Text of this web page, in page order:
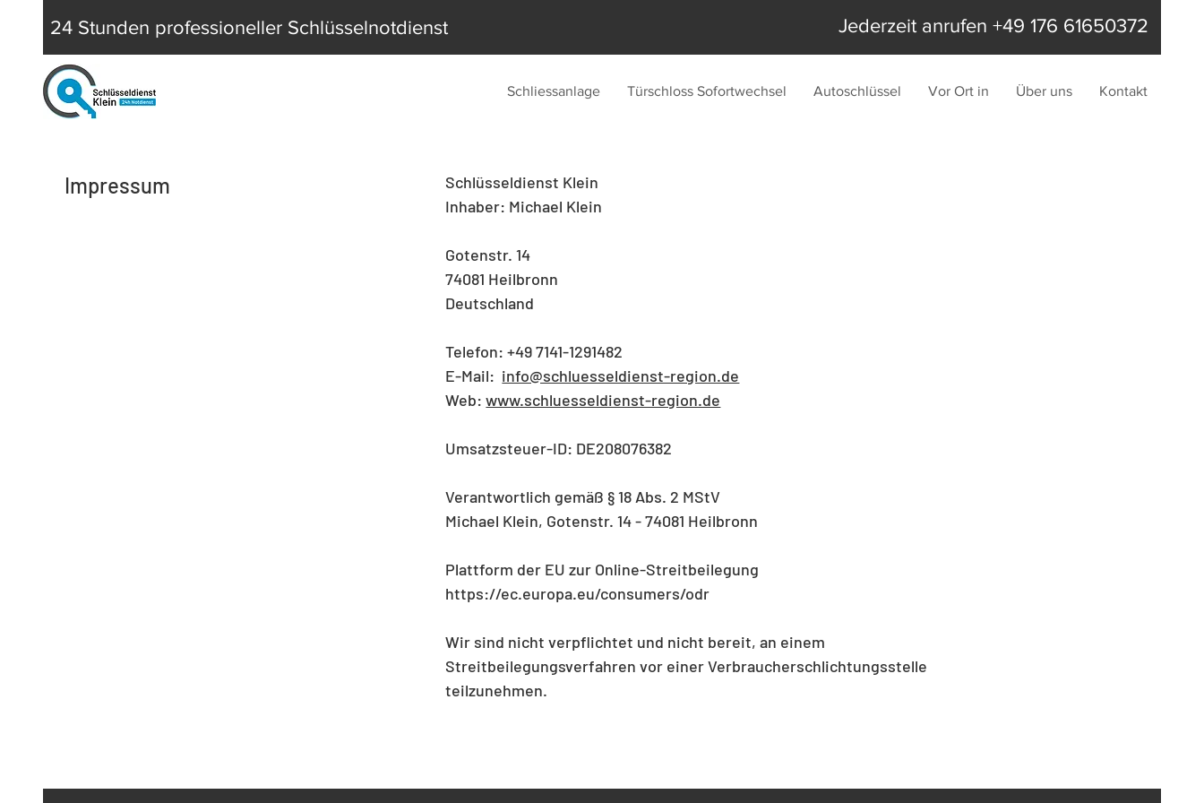
24 Stunden professioneller Schlüsselnotdienst Jederzeit anrufen +49 176 61650372
Schliessanlage Türschloss Sofortwechsel Autoschlüssel Vor Ort in Über uns Kontakt
Impressum
Schlüsseldienst Klein
Inhaber: Michael Klein
Gotenstr. 14
74081 Heilbronn
Deutschland
Telefon: +49 7141-1291482
E-Mail: info@schluesseldienst-region.de
Web:www.schluesseldienst-region.de
Umsatzsteuer-ID: DE208076382
Verantwortlich gemäß § 18 Abs. 2 MStV
Michael Klein, Gotenstr. 14 - 74081 Heilbronn
Plattform der EU zur Online-Streitbeilegung
https://ec.europa.eu/consumers/odr
Wir sind nicht verpflichtet und nicht bereit, an einem
Streitbeilegungsverfahren vor einer Verbraucherschlichtungsstelle
teilzunehmen.